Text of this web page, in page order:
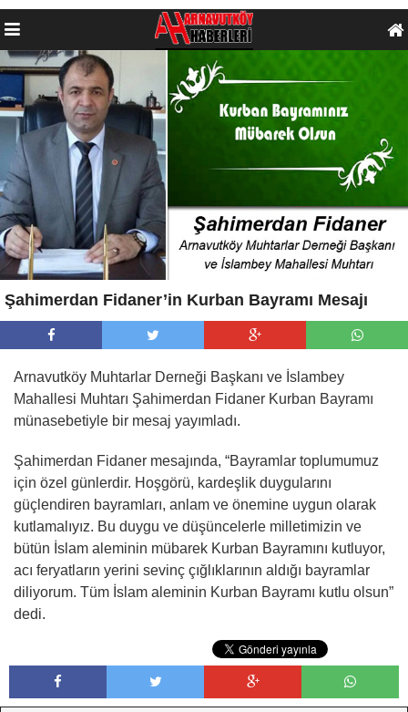
Şahimerdan Fidaner’in Kurban Bayramı Mesajı
Arnavutköy Muhtarlar Derneği Başkanı ve İslambey
Mahallesi Muhtarı Şahimerdan Fidaner Kurban Bayramı
münasebetiyle bir mesaj yayımladı.
Şahimerdan Fidaner mesajında, “Bayramlar toplumumuz
için özel günlerdir. Hoşgörü, kardeşlik duygularını
güçlendiren bayramları, anlam ve önemine uygun olarak
kutlamalıyız. Bu duygu ve düşüncelerle milletimizin ve
bütün İslam aleminin mübarek Kurban Bayramını kutluyor,
acı feryatların yerini sevinç çığlıklarının aldığı bayramlar
diliyorum. Tüm İslam aleminin Kurban Bayramı kutlu olsun”
dedi.